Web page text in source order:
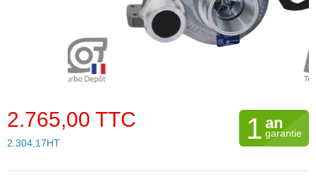
2.765,00 TTC
2.304,17HT 1 an
garantie